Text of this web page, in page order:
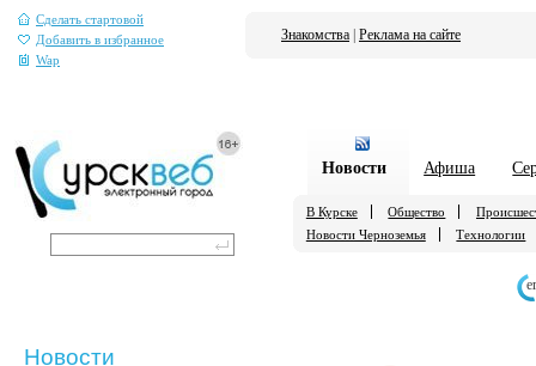
Сделать стартовой
Добавить в избранное
Wap
Знакомства Реклама на сайте
Новости Афиша
В Курске Общество
Новости Черноземья
Технологии
Новости